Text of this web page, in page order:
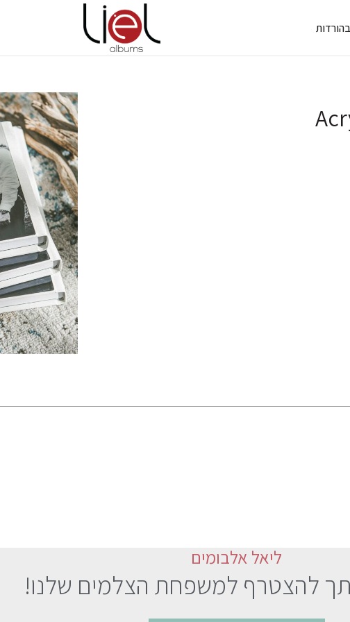
הורדות
ליאל אלבומים
להצטרף למשפחת הצלמים שלנו!